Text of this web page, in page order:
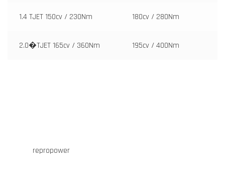
1.4 TJET 150cv / 230Nm 180cv / 280Nm
2.0�TJET 165cv / 360Nm 195cv / 400Nm
repropower